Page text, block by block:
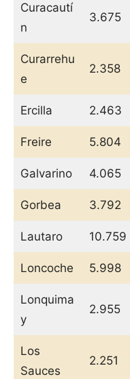
Curacautí
n
3.675
Curarrehu
e
2.358
Ercilla 2.463
Freire 5.804
Galvarino 4.065
Gorbea 3.792
Lautaro 10.759
Loncoche 5.998
Lonquima
y
2.955
Los
Sauces
2.251